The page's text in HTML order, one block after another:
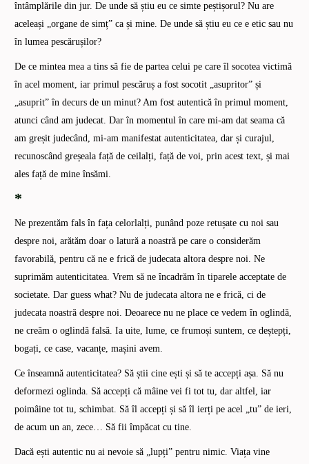
întâmplările din jur. De unde să știu eu ce simte peștișorul? Nu are
aceleași „organe de simț” ca și mine. De unde să știu eu ce e etic sau nu
în lumea pescărușilor?
De ce mintea mea a tins să fie de partea celui pe care îl socotea victimă
în acel moment, iar primul pescăruș a fost socotit „asupritor” și
„asuprit” în decurs de un minut? Am fost autentică în primul moment,
atunci când am judecat. Dar în momentul în care mi-am dat seama că
am greșit judecând, mi-am manifestat autenticitatea, dar și curajul,
recunoscând greșeala față de ceilalți, față de voi, prin acest text, și mai
ales față de mine însămi.
*
Ne prezentăm fals în fața celorlalți, punând poze retușate cu noi sau
despre noi, arătăm doar o latură a noastră pe care o considerăm
favorabilă, pentru că ne e frică de judecata altora despre noi. Ne
suprimăm autenticitatea. Vrem să ne încadrăm în tiparele acceptate de
societate. Dar guess what? Nu de judecata altora ne e frică, ci de
judecata noastră despre noi. Deoarece nu ne place ce vedem în oglindă,
ne creăm o oglindă falsă. Ia uite, lume, ce frumoși suntem, ce deștepți,
bogați, ce case, vacanțe, mașini avem.
Ce înseamnă autenticitatea? Să știi cine ești și să te accepți așa. Să nu
deformezi oglinda. Să accepți că mâine vei fi tot tu, dar altfel, iar
poimâine tot tu, schimbat. Să îl accepți și să îl ierți pe acel „tu” de ieri,
de acum un an, zece… Să fii împăcat cu tine.
Dacă ești autentic nu ai nevoie să „lupți” pentru nimic. Viața vine